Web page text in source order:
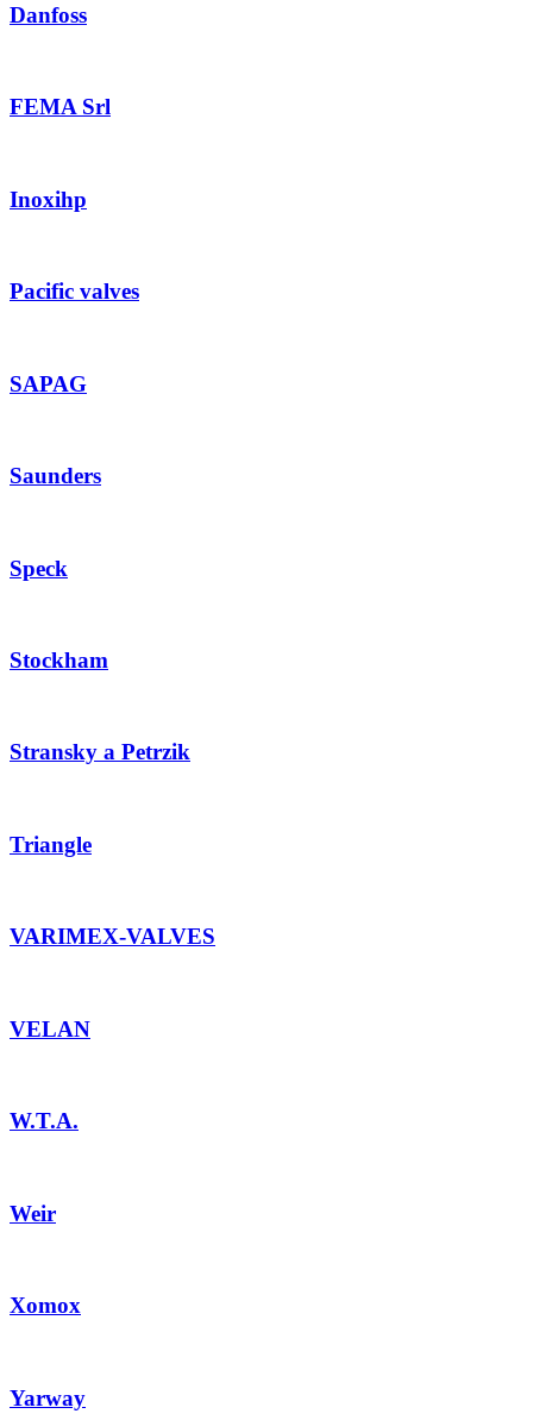
Danfoss
FEMA Srl
Inoxihp
Pacific valves
SAPAG
Saunders
Speck
Stockham
Stransky a Petrzik
Triangle
VARIMEX-VALVES
VELAN
W.T.A.
Weir
Xomox
Yarway